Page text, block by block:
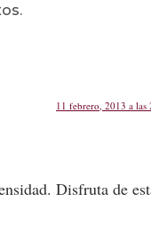
11 febrero, 2013 a las
Disfruta de